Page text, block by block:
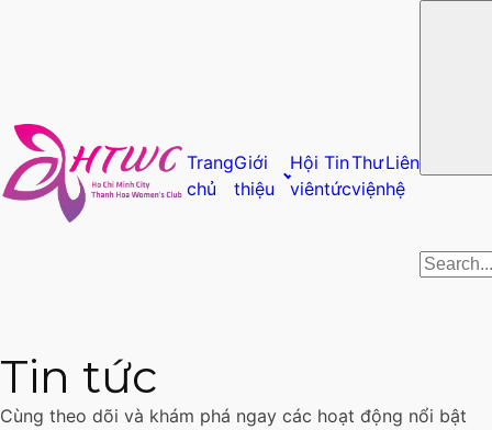
Trang
chủ
Giới
thiệu
Hội
viên
Tin
tức
Thư
viện
Liên
hệ
Tìm
Tin tức
Cùng theo dõi và khám phá ngay các hoạt động nổi bật